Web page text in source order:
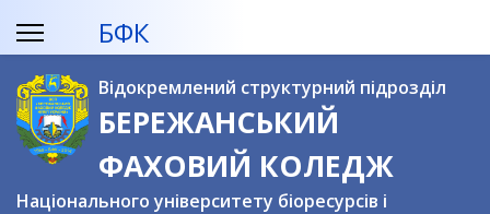
БФК
Відокремлений структурний підрозділ
БЕРЕЖАНСЬКИЙ
ФАХОВИЙ КОЛЕДЖ
Національного університету біоресурсів і